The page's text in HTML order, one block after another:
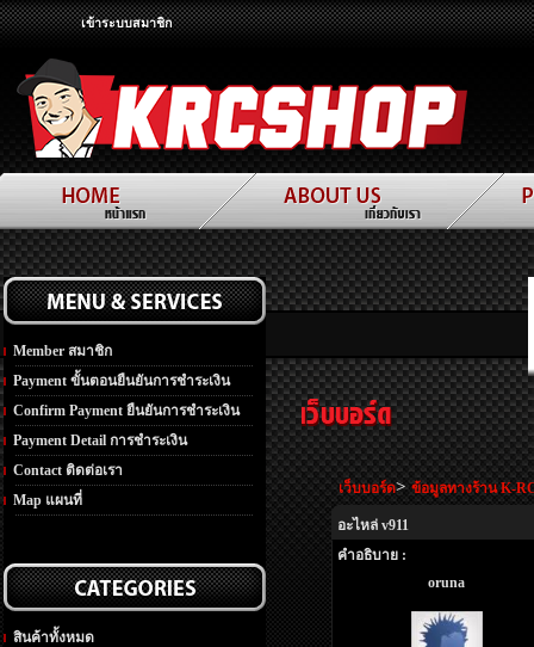
เข้าระบบสมาชิก
Member สมาชิก
Payment ขั้นตอนยืนยันการชำระเงิน
Confirm Payment ยืนยันการชำระเงิน
Payment Detail การชำระเงิน
Contact ติดต่อเรา
Map แผนที่
สินค้าทั้งหมด
เว็บบอร์ด>ข้อมูลทางร้าน K-
อะไหล่ v911
คำอธิบาย :
oruna